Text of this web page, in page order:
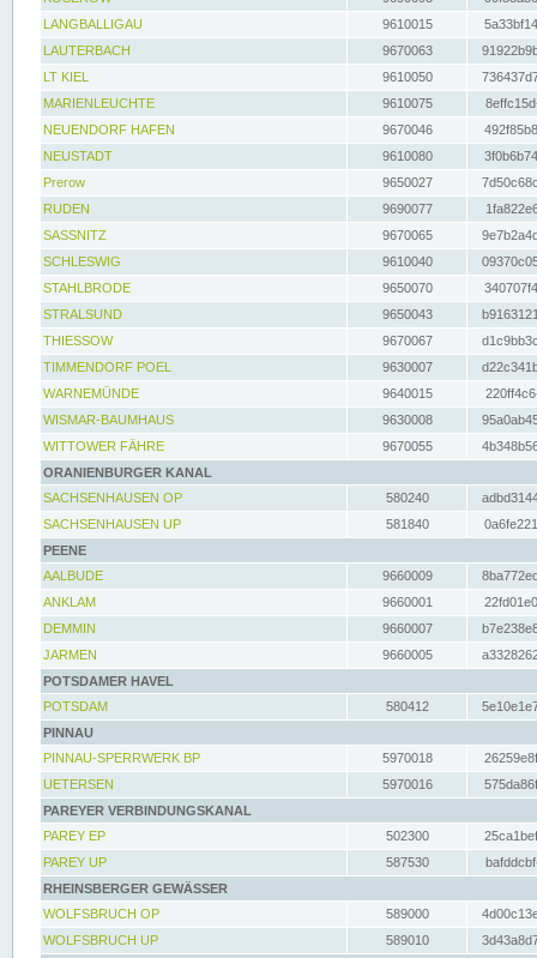
LANGBALLIGAU
9610015
LAUTERBACH
9670063
LT KIEL
9610050
MARIENLEUCHTE
9610075
NEUENDORF HAFEN
9670046
NEUSTADT
9610080
Prerow
9650027
RUDEN
9690077
SASSNITZ
9670065
SCHLESWIG
9610040
STAHLBRODE
9650070
STRALSUND
9650043
THIESSOW
9670067
TIMMENDORF POEL
9630007
WARNEMÜNDE
9640015
WISMAR-BAUMHAUS
9630008
WITTOWER FÄHRE
9670055
ORANIENBURGER KANAL
SACHSENHAUSEN OP
580240
SACHSENHAUSEN UP
581840
PEENE
AALBUDE
9660009
ANKLAM
9660001
DEMMIN
9660007
JARMEN
9660005
POTSDAMER HAVEL
POTSDAM
580412
PINNAU
PINNAU-SPERRWERK BP
5970018
UETERSEN
5970016
PAREYER VERBINDUNGSKANAL
PAREY EP
502300
PAREY UP
587530
RHEINSBERGER GEWÄSSER
WOLFSBRUCH OP
589000
WOLFSBRUCH UP
589010